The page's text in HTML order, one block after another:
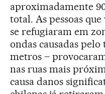
aproximadamente
total. As pessoas
se refugiaram em
ondas causadas
metros –
nas ruas mais
causa danos